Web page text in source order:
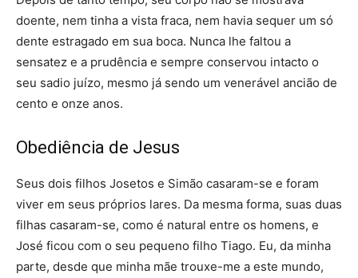
doente, nem tinha a vista fraca, nem havia sequer um só
dente estragado em sua boca. Nunca lhe faltou a
sensatez e a prudência e sempre conservou intacto o
seu sadio juízo, mesmo já sendo um venerável ancião de
cento e onze anos.
Obediência de Jesus
Seus dois filhos Josetos e Simão casaram-se e foram
viver em seus próprios lares. Da mesma forma, suas duas
filhas casaram-se, como é natural entre os homens, e
José ficou com o seu pequeno filho Tiago. Eu, da minha
parte, desde que minha mãe trouxe-me a este mundo,